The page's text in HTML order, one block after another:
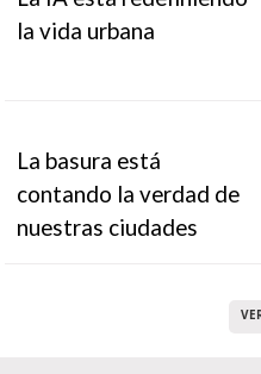
la vida urbana
La basura está
contando la verdad de
nuestras ciudades